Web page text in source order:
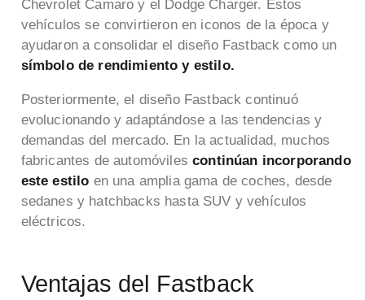
Chevrolet Camaro y el Dodge Charger. Estos
vehículos se convirtieron en iconos de la época y
ayudaron a consolidar el diseño Fastback como un
símbolo de rendimiento y estilo.
Posteriormente, el diseño Fastback continuó
evolucionando y adaptándose a las tendencias y
demandas del mercado. En la actualidad, muchos
fabricantes de automóvilescontinúan incorporando
este estilo en una amplia gama de coches, desde
sedanes y hatchbacks hasta SUV y vehículos
eléctricos.
Ventajas del Fastback